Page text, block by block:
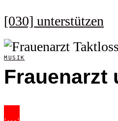
[030] unterstützen
MUSIK
Frauenarzt